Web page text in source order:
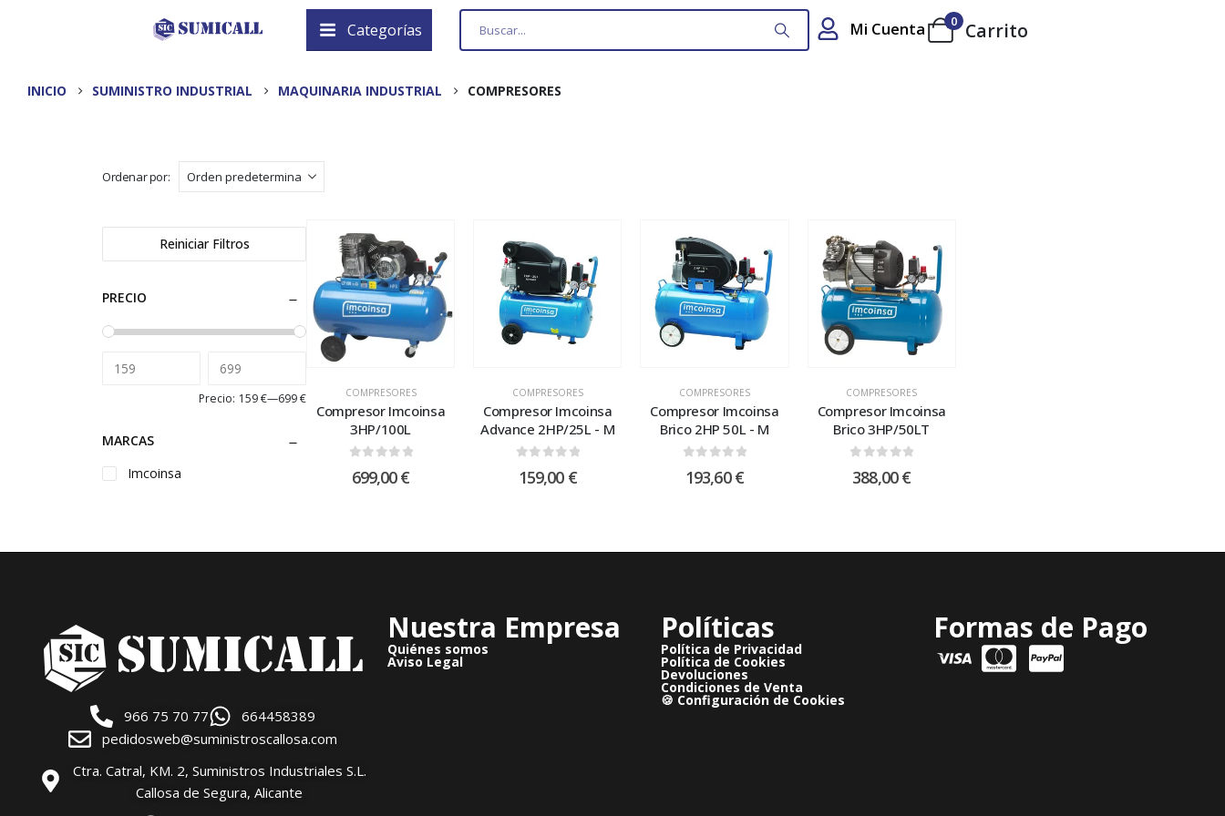
Categorías Mi Cuenta 0 Carrito
INICIO SUMINISTRO INDUSTRIAL MAQUINARIA INDUSTRIAL COMPRESORES
Ordenar por:
Reiniciar Filtros
PRECIO
Precio: 159 €—699 €
MARCAS
Imcoinsa
COMPRESORES
Compresor Imcoinsa
3HP/100L
699,00€
COMPRESORES
Compresor Imcoinsa
Advance 2HP/25L - M
159,00 €
COMPRESORES
Compresor Imcoinsa
Brico 2HP 50L - M
193,60€
COMPRESORES
Compresor Imcoinsa
Brico 3HP/50LT
388,00€
966 75 70 77
664458389
pedidosweb@suministroscallosa.com
Ctra. Catral, KM. 2, Suministros Industriales S.L.
Callosa de Segura, Alicante
Nuestra Empresa
Quiénes somos
Aviso Legal
Políticas
Política de Privacidad
Política de Cookies
Devoluciones
Condiciones de Venta
🍪 Configuración de Cookies
Formas de Pago